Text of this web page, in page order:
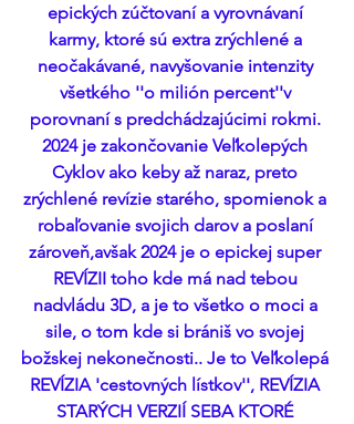
epických zúčtovaní a vyrovnávaní
karmy, ktoré sú extra zrýchlené a
neočakávané, navyšovanie intenzity
všetkého ''o milión percent''v
porovnaní s predchádzajúcimi rokmi.
2024 je zakončovanie Veľkolepých
Cyklov ako keby až naraz, preto
zrýchlené revízie starého, spomienok a
robaľovanie svojich darov a poslaní
zároveň,avšak 2024 je o epickej super
REVÍZII toho kde má nad tebou
nadvládu 3D, a je to všetko o moci a
sile, o tom kde si brániš vo svojej
božskej nekonečnosti.. Je to Veľkolepá
REVÍZIA 'cestovných lístkov'', REVÍZIA
STARÝCH VERZIÍ SEBA KTORÉ